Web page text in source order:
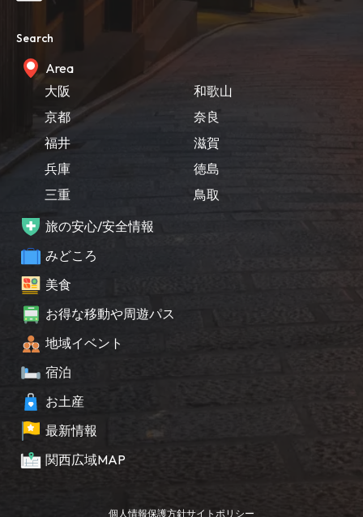
Search
Area
大阪
京都
福井
兵庫
三重
和歌山
奈良
滋賀
徳島
鳥取
旅の安心/安全情報
みどころ
美食
お得な移動や周遊パス
地域イベント
宿泊
お土産
最新情報
関西広域MAP
個人情報保護方針サイトポリシー